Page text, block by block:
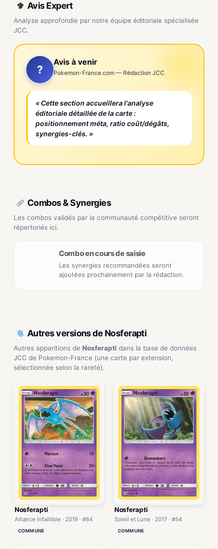
Avis Expert
Analyse approfondie par notre équipe éditoriale spécialisée
JCC.
?
Avis à venir
Pokemon-France.com — Rédaction JCC
« Cette section accueillera l'analyse
éditoriale détaillée de la carte :
positionnement méta, ratio coût/dégâts,
synergies-clés. »
Combos & Synergies
Les combos validés par la communauté compétitive seront
répertoriés ici.
Combo en cours de saisie
Les synergies recommandées seront
ajoutées prochainement par la rédaction.
Autres versions de Nosferapti
Autres apparitions de Nosferapti dans la base de données
JCC de Pokemon-France (une carte par extension,
sélectionnée selon la rareté).
Nosferapti
Alliance Infaillible · 2019 · #64
COMMUNE
Nosferapti
Soleil et Lune · 2017 · #54
COMMUNE